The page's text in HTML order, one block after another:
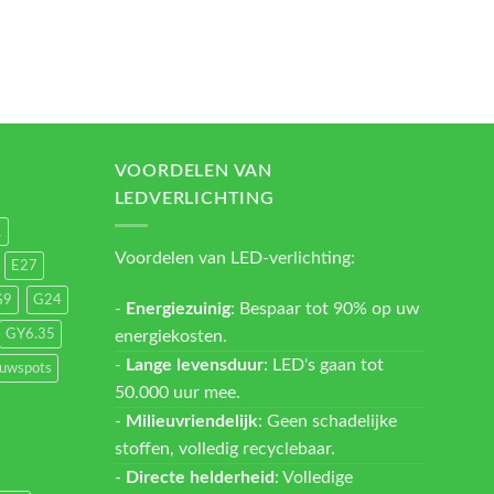
E27
G24
GY6.35
VOORDELEN VAN
LEDVERLICHTING
Voordelen van LED-verlichting:
- Energiezuinig: Bespaar tot 90% op uw
energiekosten.
- Lange levensduur: LED's gaan tot
50.000 uur mee.
- Milieuvriendelijk: Geen schadelijke
stoffen, volledig recyclebaar.
- Directe helderheid : Volledige